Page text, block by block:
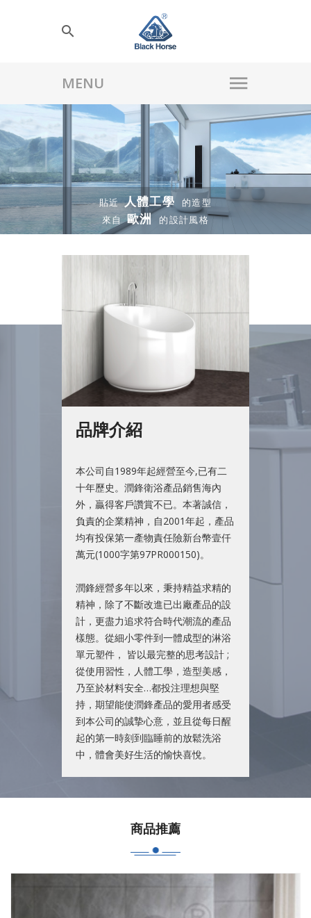
貼近 人體工學
的造型
來自 歐洲 的設計風格
品牌介紹
本公司自1989年起經營至今,已有二
十年歷史。潤鋒衛浴產品銷售海內
外，贏得客戶讚賞不已。本著誠信，
負責的企業精神，自2001年起，產品
均有投保第一產物責任險新台幣壹仟
萬元(1000字第97PR000150)。
潤鋒經營多年以來，秉持精益求精的
精神，除了不斷改進已出廠產品的設
計，更盡力追求符合時代潮流的產品
樣態。從細小零件到一體成型的淋浴
單元塑件， 皆以最完整的思考設計 ;
從使用習性，人體工學，造型美感，
乃至於材料安全…都投注理想與堅
持，期望能使潤鋒產品的愛用者感受
到本公司的誠摯心意，並且從每日醒
起的第一時刻到臨睡前的放鬆洗浴
中，體會美好生活的愉快喜悅。
商品推薦